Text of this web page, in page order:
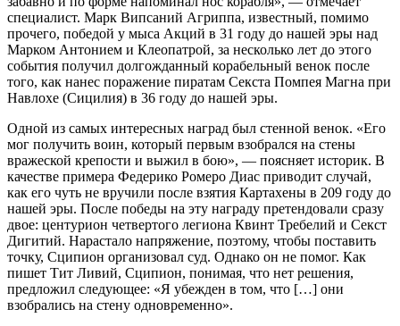
специалист. Марк Випсаний Агриппа, известный, помимо
прочего, победой у мыса Акций в 31 году до нашей эры над
Марком Антонием и Клеопатрой, за несколько лет до этого
события получил долгожданный корабельный венок после
того, как нанес поражение пиратам Секста Помпея Магна при
Навлохе (Сицилия) в 36 году до нашей эры.
Одной из самых интересных наград был стенной венок. «Его
мог получить воин, который первым взобрался на стены
вражеской крепости и выжил в бою», — поясняет историк. В
качестве примера Федерико Ромеро Диас приводит случай,
как его чуть не вручили после взятия Картахены в 209 году до
нашей эры. После победы на эту награду претендовали сразу
двое: центурион четвертого легиона Квинт Требелий и Секст
Дигитий. Нарастало напряжение, поэтому, чтобы поставить
точку, Сципион организовал суд. Однако он не помог. Как
пишет Тит Ливий, Сципион, понимая, что нет решения,
предложил следующее: «Я убежден в том, что […] они
взобрались на стену одновременно».